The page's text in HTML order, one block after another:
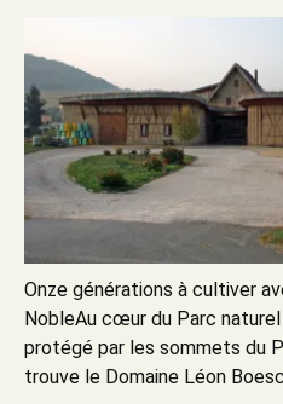
Onze générations à cultiver
NobleAu cœur du Parc
protégé par les sommets du
trouve le Domaine Léon